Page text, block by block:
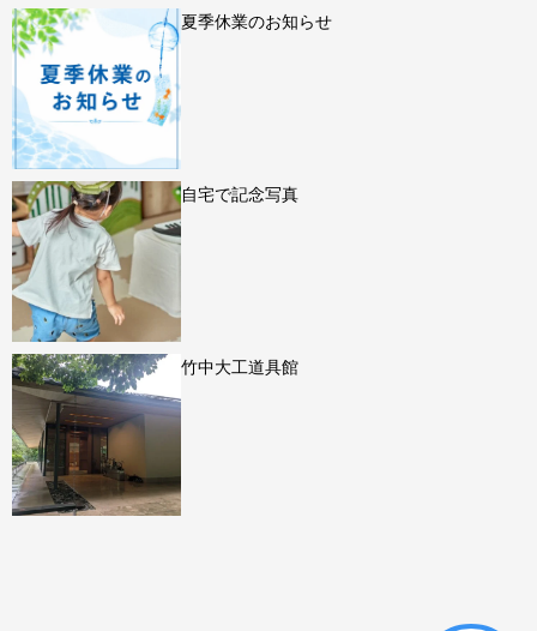
夏季休業のお知らせ
自宅で記念写真
竹中大工道具館